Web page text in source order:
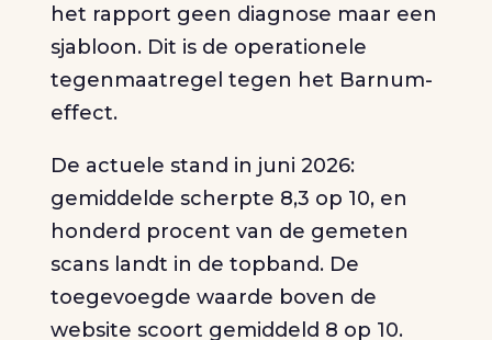
het rapport geen diagnose maar een
sjabloon. Dit is de operationele
tegenmaatregel tegen het Barnum-
effect.
De actuele stand in juni 2026:
gemiddelde scherpte 8,3 op 10, en
honderd procent van de gemeten
scans landt in de topband. De
toegevoegde waarde boven de
website scoort gemiddeld 8 op 10.